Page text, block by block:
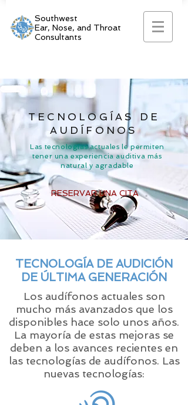
Southwest
Ear, Nose, and Throat
Consultants
TECNOLOGÍAS DE
AUDÍFONOS
Las tecnologías actuales le permiten
tener una experiencia auditiva más
natural y agradable
RESERVAR UNA CITA
TECNOLOGÍA DE AUDICIÓN
DE ÚLTIMA GENERACIÓN
Los audífonos actuales son
mucho más avanzados que los
disponibles hace solo unos años.
La mayoría de estas mejoras se
deben a los avances recientes en
las tecnologías de audífonos. Las
nuevas tecnologías: